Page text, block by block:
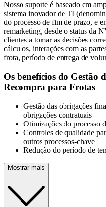
Nosso suporte é baseado em
sistema inovador de TI
do processo de fim de prazo, e
remarketing, desde o status da
clientes a tomar as decisões
cálculos, interações com as
frota, período de entrega de
Os benefícios do Gestão
Recompra para Frotas
Gestão das obrigações
obrigações contratuais
Otimizações do processo
Controles de qualidade
outros processos-chave
Redução do período de
Mostrar mais